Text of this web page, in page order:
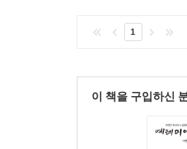
1
이 책을 구입하신